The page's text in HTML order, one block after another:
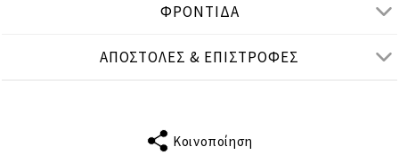
in One Size
65
ΦΡΟΝΤΙΔΑ
ΑΠΟΣΤΟΛΕΣ & ΕΠΙΣΤΡΟΦΕΣ
Κοινοποίηση